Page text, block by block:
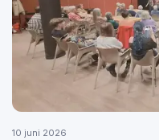
10 juni 2026